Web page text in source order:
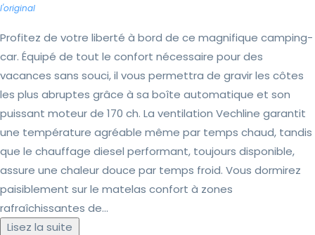
l'original
Profitez de votre liberté à bord de ce magnifique camping-
car. Équipé de tout le confort nécessaire pour des
vacances sans souci, il vous permettra de gravir les côtes
les plus abruptes grâce à sa boîte automatique et son
puissant moteur de 170 ch. La ventilation Vechline garantit
une température agréable même par temps chaud, tandis
que le chauffage diesel performant, toujours disponible,
assure une chaleur douce par temps froid. Vous dormirez
paisiblement sur le matelas confort à zones
rafraîchissantes de...
Lisez la suite